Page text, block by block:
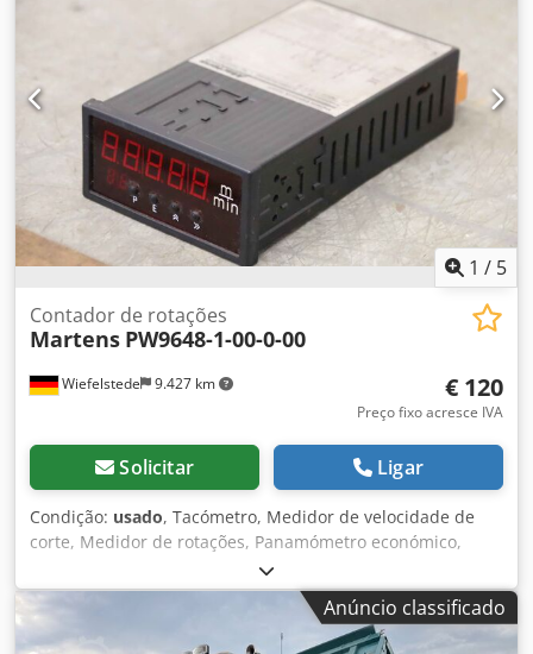
1 / 5
Wiefelstede 9.427 km
Contador de rotações
Martens PW9648-1-00-0-00
€ 120
Preço fixo acresce IVA
Solicitar Ligar
Condição: usado, Tacómetro, Medidor de velocidade de
corte, Medidor de rotações, Panamómetro económico,
Medidor de velocidade -Fabricante: Martens, Aparelho de
medição da velocidade de corte Panalmeter económico -
Tipo: PW9648-1-00-0-00 -Dimensão: 180/95/H50 mm
Cjdepcmttspfx Adhoha -Peso: 0,6 kg
Anúncio classificado